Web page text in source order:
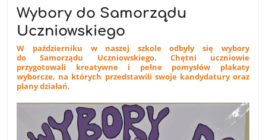
Wybory do Samorządu
Uczniowskiego
W październiku w naszej szkole odbyły się wybory
do Samorządu Uczniowskiego. Chętni uczniowie
przygotowali kreatywne i pełne pomysłów plakaty
wyborcze, na których przedstawili swoje kandydatury oraz
plany działań.